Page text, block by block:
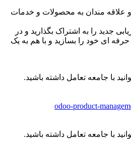
و علاقه مندان به محصولات و خدمات
جدید را به اشتراک بگذارید و در
حرفه ای خود را بسازید و با هم به یک
با جامعه تعامل داشته باشید.
odoo-product-
با جامعه تعامل داشته باشید.